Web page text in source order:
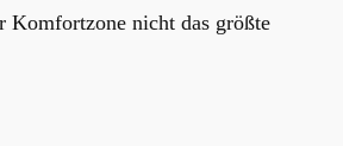
Komfortzone nicht das größte